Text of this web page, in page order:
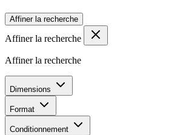
Affiner la recherche
Affiner la recherche
Affiner la recherche
Dimensions
Format
Conditionnement